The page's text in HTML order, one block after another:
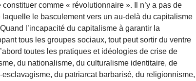
comme « révolutionnaire ». Il n’y a pas de
le basculement vers un au-delà du capitalisme
l’incapacité du capitalisme à garantir la
tous les groupes sociaux, tout peut sortir du ventre
toutes les pratiques et idéologies de crise de
du nationalisme, du culturalisme identitaire, de
esclavagisme, du patriarcat barbarisé, du religionnisme,